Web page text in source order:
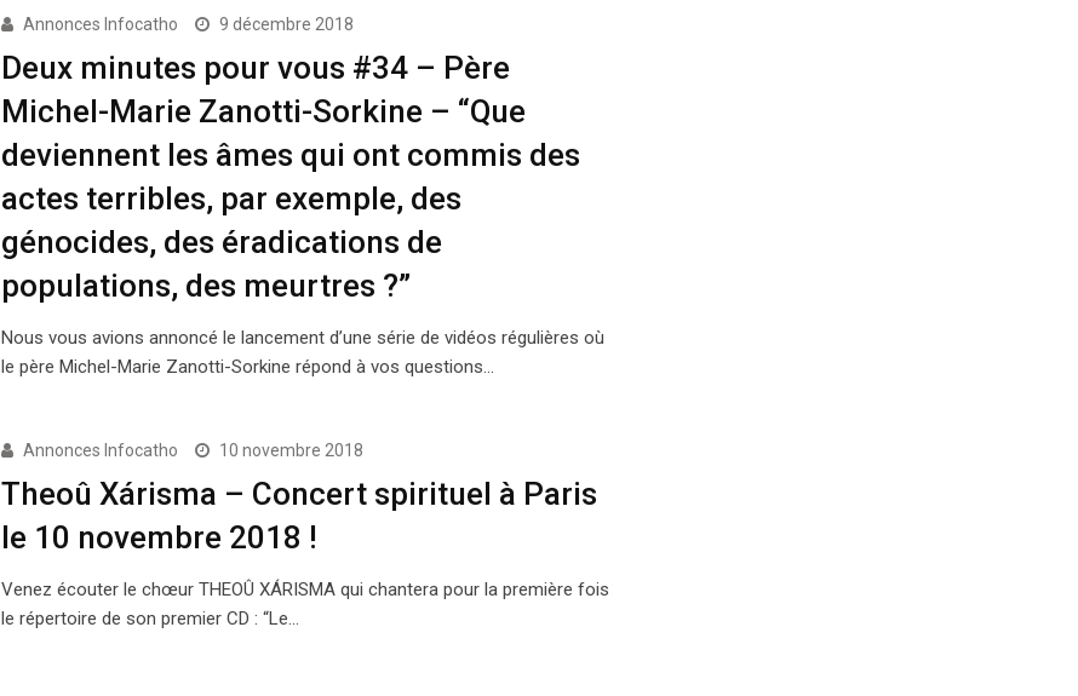
Annonces Infocatho 9 décembre 2018
Deux minutes pour vous #34 – Père
Michel-Marie Zanotti-Sorkine – “Que
deviennent les âmes qui ont commis des
actes terribles, par exemple, des
génocides, des éradications de
populations, des meurtres ?”
Nous vous avions annoncé le lancement d’une série de vidéos régulières où
le père Michel-Marie Zanotti-Sorkine répond à vos questions…
Annonces Infocatho 10 novembre 2018
Theoû Xárisma – Concert spirituel à Paris
le 10 novembre 2018 !
Venez écouter le chœur THEOÛ XÁRISMA qui chantera pour la première fois
le répertoire de son premier CD : “Le…